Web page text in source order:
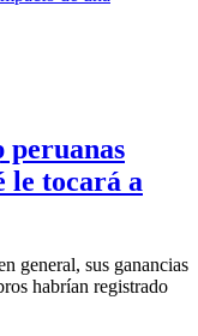
peruanas
le tocará a
general, sus ganancias
habrían registrado